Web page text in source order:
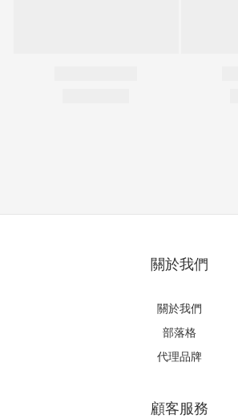
關於我們
關於我們
部落格
代理品牌
顧客服務